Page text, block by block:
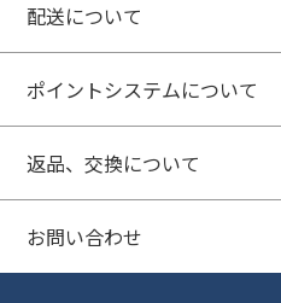
配送について
ポイントシステムについて
返品、交換について
お問い合わせ